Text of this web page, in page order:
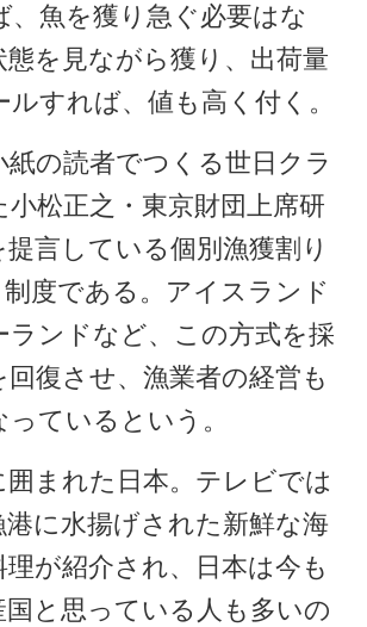
、魚を獲り急ぐ必要はな
態を見ながら獲り、出荷量
すれば、値も高く付く。
の読者でつくる世日クラ
小松正之・東京財団上席研
言している個別漁獲割り
制度である。アイスランド
ランドなど、この方式を採
回復させ、漁業者の経営も
ているという。
まれた日本。テレビでは
港に水揚げされた新鮮な海
が紹介され、日本は今も
国と思っている人も多いの